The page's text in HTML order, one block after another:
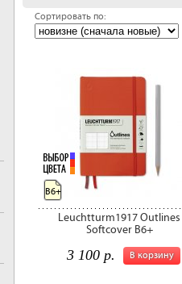
Сортировать по:
Leuchtturm1917 Outlines
Softcover B6+
В корзину
3 100 р.
B6+